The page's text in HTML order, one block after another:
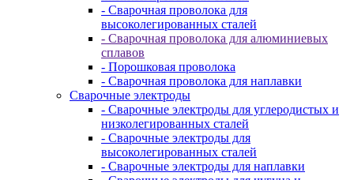
- Сварочная проволока для
высоколегированных сталей
- Сварочная проволока для алюминиевых
сплавов
- Порошковая проволока
- Сварочная проволока для наплавки
Сварочные электроды
- Сварочные электроды для углеродистых и
низколегированных сталей
- Сварочные электроды для
высоколегированных сталей
- Сварочные электроды для наплавки